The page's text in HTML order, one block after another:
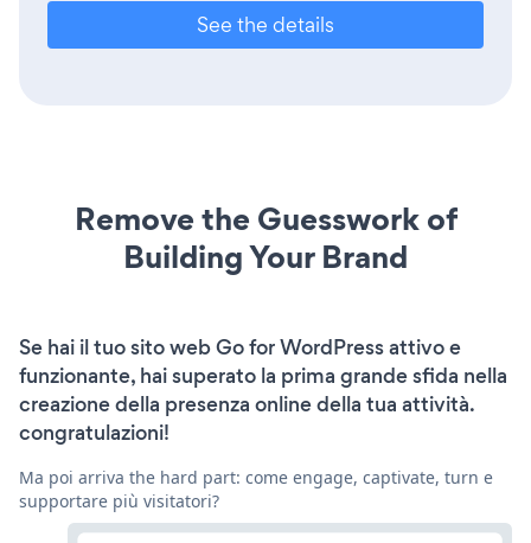
See the details
Remove the Guesswork of
Building Your Brand
Se hai il tuo sito web Go for WordPress attivo e
funzionante, hai superato la prima grande sfida nella
creazione della presenza online della tua attività.
congratulazioni!
Ma poi arriva the hard part: come engage, captivate, turn e
supportare più visitatori?